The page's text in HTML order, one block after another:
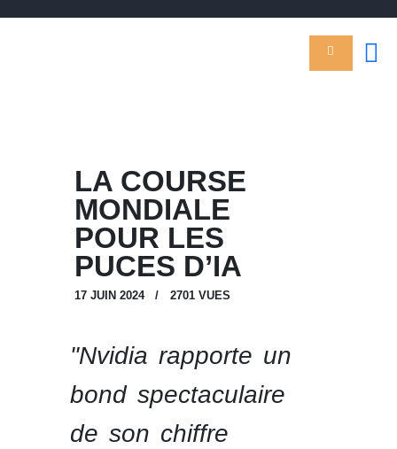
QUI SOMMES NOUS ?
SOLUTIONS
INDIVIDUELLES
SOLUTIONS
LA COURSE
MONDIALE
POUR LES
PUCES D’IA
17 JUIN 2024 2701 VUES
"Nvidia rapporte un
bond spectaculaire
de son chiffre